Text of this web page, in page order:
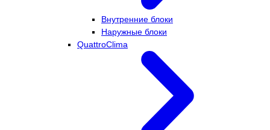
Внутренние блоки
Наружные блоки
QuattroClima